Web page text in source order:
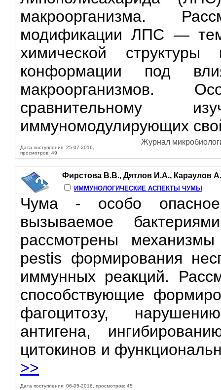
макроорганизма.
модификации ЛПС —
химической
конформации под
макроорганизмов.
сравнительному
иммуномодулирующих
Дата поступления: 25-07-2016,
просмотров: 49
Журнал
Фирстова В.В., Дятлов И.А., Караулов
ИММУНОЛОГИЧЕСКИЕ АСПЕКТЫ ЧУМЫ
Чума - особо опасное
вызываемое
рассмотрены
pestis формирования
иммунных реакций.
способствующие
фагоцитозу,
антигена,
цитокинов и
>>
Дата поступления: 06-05-2016, просмотров: 45